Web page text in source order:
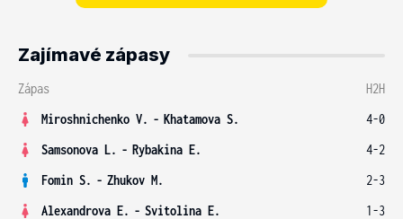
Zajímavé zápasy
Zápas
H2H
Miroshnichenko V. - Khatamova S.
4-0
Samsonova L. - Rybakina E.
4-2
Fomin S. - Zhukov M.
2-3
Alexandrova E. - Svitolina E.
1-3